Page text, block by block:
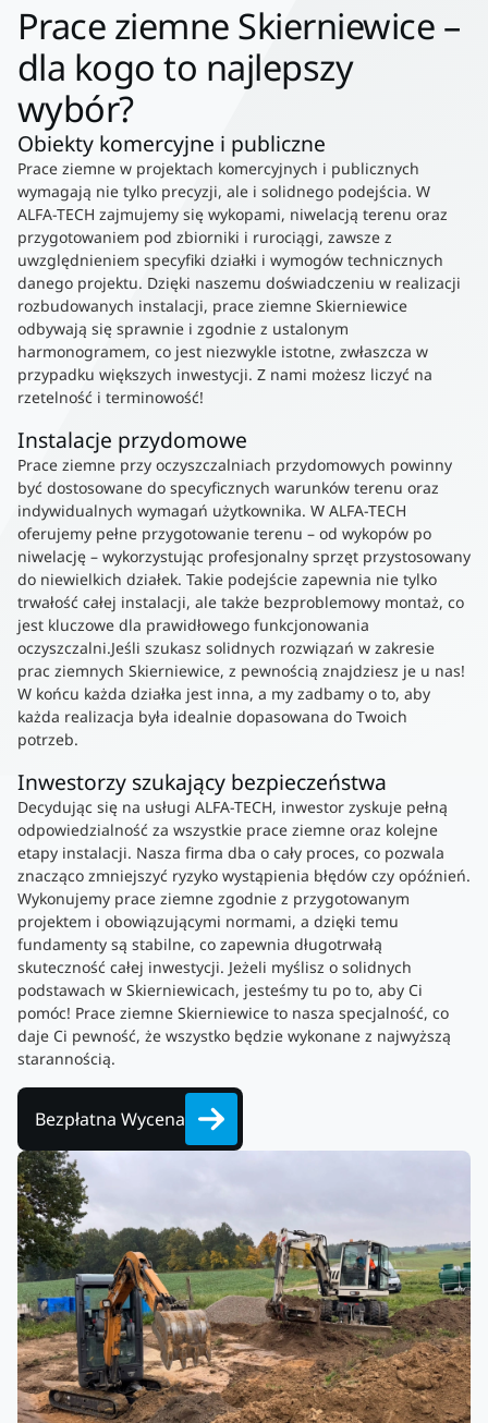
Prace ziemne Skierniewice –
dla kogo to najlepszy
wybór?
Obiekty komercyjne i publiczne
Prace ziemne w projektach komercyjnych i publicznych
wymagają nie tylko precyzji, ale i solidnego podejścia. W
ALFA-TECH zajmujemy się wykopami, niwelacją terenu oraz
przygotowaniem pod zbiorniki i rurociągi, zawsze z
uwzględnieniem specyfiki działki i wymogów technicznych
danego projektu. Dzięki naszemu doświadczeniu w realizacji
rozbudowanych instalacji, prace ziemne Skierniewice
odbywają się sprawnie i zgodnie z ustalonym
harmonogramem, co jest niezwykle istotne, zwłaszcza w
przypadku większych inwestycji. Z nami możesz liczyć na
rzetelność i terminowość!
Instalacje przydomowe
Prace ziemne przy oczyszczalniach przydomowych powinny
być dostosowane do specyficznych warunków terenu oraz
indywidualnych wymagań użytkownika. W ALFA-TECH
oferujemy pełne przygotowanie terenu – od wykopów po
niwelację – wykorzystując profesjonalny sprzęt przystosowany
do niewielkich działek. Takie podejście zapewnia nie tylko
trwałość całej instalacji, ale także bezproblemowy montaż, co
jest kluczowe dla prawidłowego funkcjonowania
oczyszczalni.Jeśli szukasz solidnych rozwiązań w zakresie
prac ziemnych Skierniewice, z pewnością znajdziesz je u nas!
W końcu każda działka jest inna, a my zadbamy o to, aby
każda realizacja była idealnie dopasowana do Twoich
potrzeb.
Inwestorzy szukający bezpieczeństwa
Decydując się na usługi ALFA-TECH, inwestor zyskuje pełną
odpowiedzialność za wszystkie prace ziemne oraz kolejne
etapy instalacji. Nasza firma dba o cały proces, co pozwala
znacząco zmniejszyć ryzyko wystąpienia błędów czy opóźnień.
Wykonujemy prace ziemne zgodnie z przygotowanym
projektem i obowiązującymi normami, a dzięki temu
fundamenty są stabilne, co zapewnia długotrwałą
skuteczność całej inwestycji. Jeżeli myślisz o solidnych
podstawach w Skierniewicach, jesteśmy tu po to, aby Ci
pomóc! Prace ziemne Skierniewice to nasza specjalność, co
daje Ci pewność, że wszystko będzie wykonane z najwyższą
starannością.
Bezpłatna Wycena